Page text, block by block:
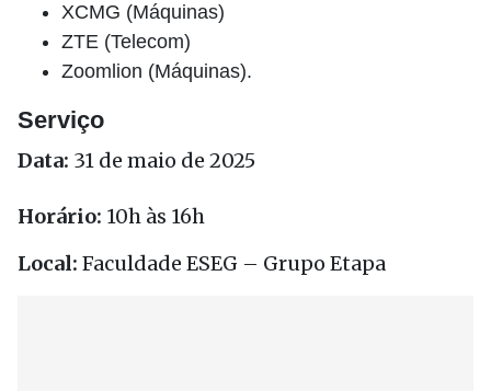
XCMG (Máquinas)
ZTE (Telecom)
Zoomlion (Máquinas).
Serviço
Data: 31 de maio de 2025
Horário: 10h às 16h
Local: Faculdade ESEG – Grupo Etapa